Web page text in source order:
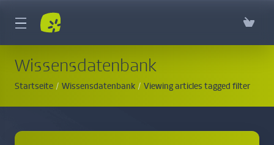
Wissensdatenbank
Startseite Wissensdatenbank Viewing articles tagged filter